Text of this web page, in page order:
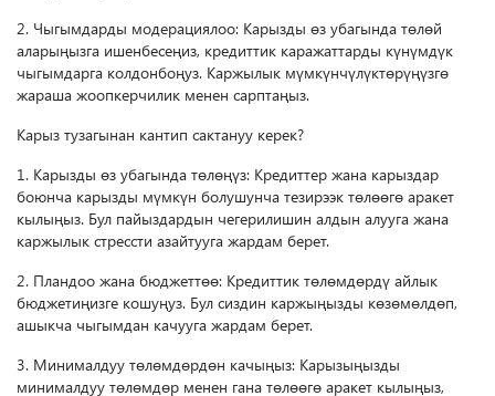
2. Чыгымдарды модерациялоо: Карызды өз убагында төлөй
аларыңызга ишенбесеңиз, кредиттик каражаттарды күнүмдүк
чыгымдарга колдонбоңуз. Каржылык мүмкүнчүлүктөрүңүзгө
жараша жоопкерчилик менен сарптаңыз.
Карыз тузагынан кантип сактануу керек?
1. Карызды өз убагында төлөңүз: Кредиттер жана карыздар
боюнча карызды мүмкүн болушунча тезирээк төлөөгө аракет
кылыңыз. Бул пайыздардын чегерилишин алдын алууга жана
каржылык стрессти азайтууга жардам берет.
2. Пландоо жана бюджеттөө: Кредиттик төлөмдөрдү айлык
бюджетиңизге кошуңуз. Бул сиздин каржыңызды көзөмөлдөп,
ашыкча чыгымдан качууга жардам берет.
3. Минималдуу төлөмдөрдөн качыңыз: Карызыңызды
минималдуу төлөмдөр менен гана төлөөгө аракет кылыңыз,